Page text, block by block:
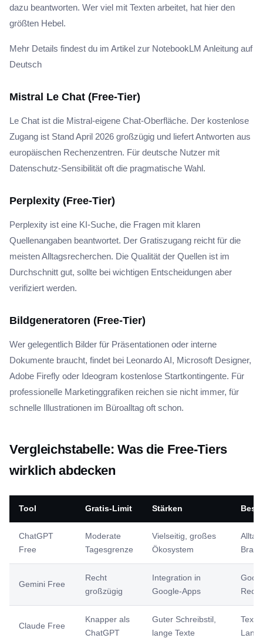
dazu beantworten. Wer viel mit Texten arbeitet, hat hier den
größten Hebel.
Mehr Details findest du im Artikel zur NotebookLM Anleitung auf
Deutsch
Mistral Le Chat (Free-Tier)
Le Chat ist die Mistral-eigene Chat-Oberfläche. Der kostenlose
Zugang ist Stand April 2026 großzügig und liefert Antworten aus
europäischen Rechenzentren. Für deutsche Nutzer mit
Datenschutz-Sensibilität oft die pragmatische Wahl.
Perplexity (Free-Tier)
Perplexity ist eine KI-Suche, die Fragen mit klaren
Quellenangaben beantwortet. Der Gratiszugang reicht für die
meisten Alltagsrecherchen. Die Qualität der Quellen ist im
Durchschnitt gut, sollte bei wichtigen Entscheidungen aber
verifiziert werden.
Bildgeneratoren (Free-Tier)
Wer gelegentlich Bilder für Präsentationen oder interne
Dokumente braucht, findet bei Leonardo AI, Microsoft Designer,
Adobe Firefly oder Ideogram kostenlose Startkontingente. Für
professionelle Marketinggrafiken reichen sie nicht immer, für
schnelle Illustrationen im Büroalltag oft schon.
Vergleichstabelle: Was die Free-Tiers
wirklich abdecken
Tool Gratis-Limit Stärken
ChatGPT
Free
Moderate
Tagesgrenze
Vielseitig, großes
Ökosystem
Gemini Free
Recht
großzügig
Integration in
Google-Apps
Claude Free
Knapper als
ChatGPT
Guter Schreibstil,
lange Texte